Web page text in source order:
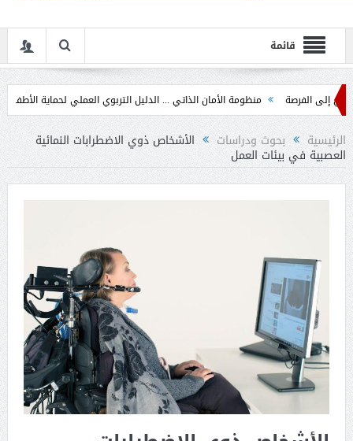
قائمة
منظومة الأمان الذاتي ... الدليل التربوي العملي لحماية الأطفال في مرحلة
الرئيسية بحوث ودراسات الأشخاص ذوي الاضطرابات النمائية
العصبية في بيئات العمل